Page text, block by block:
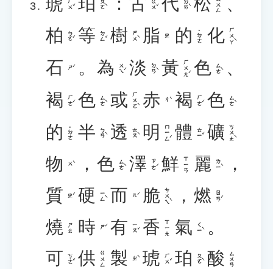
ㄏㄨˇ ㄆㄛˋ ㄍㄨˇ ㄉㄞˋ ㄙㄨㄥ
柏 ㄅㄛˊ 等 ㄉㄥˇ 樹 ㄕㄨˋ 脂 ㄓ 的 ˙ㄉㄜ 化 ㄏㄨㄚˋ
石 ㄕˊ 。 為 ㄨㄟˊ 淡 ㄉㄢˋ 黃 ㄏㄨㄤˊ 色 ㄙㄜˋ 、
褐 ㄏㄜˊ 色 ㄙㄜˋ 或 ㄏㄨㄛˋ 赤 ㄔˋ 褐 ㄏㄜˊ 色 ㄙㄜˋ
的 ˙ㄉㄜ 半 ㄅㄢˋ 透 ㄊㄡˋ 明 ㄇㄧㄥˊ 體 ㄊㄧˇ 礦 ㄎㄨㄤˋ
物 ㄨˋ ， 色 ㄙㄜˋ 澤 ㄗㄜˊ 鮮 ㄒㄧㄢ 麗 ㄌㄧˋ
，
質
ㄓˊ 硬 ㄧㄥˋ 而 ㄦˊ 脆 ㄘㄨㄟˋ ， 燃 ㄖㄢˊ
燒 ㄕㄠ 時 ㄕˊ 有 ㄧㄡˇ 香 ㄒㄧㄤ 氣 ㄑㄧˋ 。
可 ㄎㄜˇ 供 ㄍㄨㄥ 製 ㄓˋ 琥 ㄏㄨˇ 珀 ㄆㄛˋ 酸 ㄙㄨㄢ